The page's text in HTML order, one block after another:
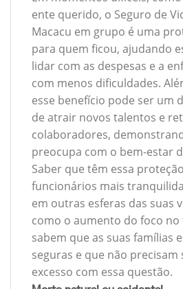
ente querido, o Seguro de
Macacu em grupo é uma
para quem ficou, ajudando
lidar com as despesas e a
com menos dificuldades.
esse benefício pode ser um
de atrair novos talentos e
colaboradores,
preocupa com o bem-estar
Saber que têm essa
funcionários mais
em outras esferas das suas
como o aumento do foco
sabem que as suas famílias
seguras e que não
excesso com essa questão.